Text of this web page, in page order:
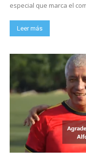
especial que marca el
Leer más